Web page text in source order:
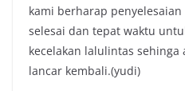
kami berharap
selesai dan tepat waktu
kecelakan lalulintas
lancar kembali.(yudi)